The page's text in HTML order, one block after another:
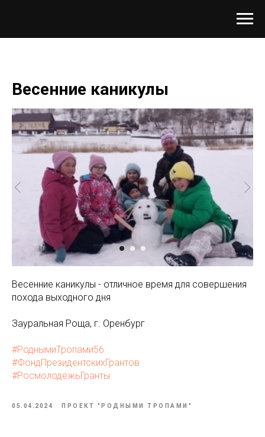
Весенние каникулы
Весенние каникулы - отличное время для совершения
похода выходного дня
Зауральная Роща, г. Оренбург
#РоднымиТропами56
#ФондПрезидентскихГрантов
#РосмолодежьГранты
05.04.2024 ПРОЕКТ "РОДНЫМИ ТРОПАМИ"